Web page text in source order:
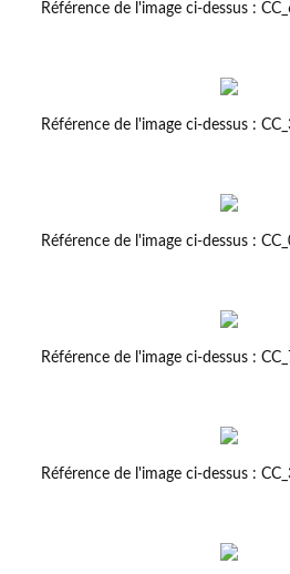
Référence de l'image ci-dessus :
Référence de l'image ci-dessus :
Référence de l'image ci-dessus :
Référence de l'image ci-dessus :
Référence de l'image ci-dessus :